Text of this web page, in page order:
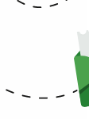
הקהילה
הזה.
ריקודים